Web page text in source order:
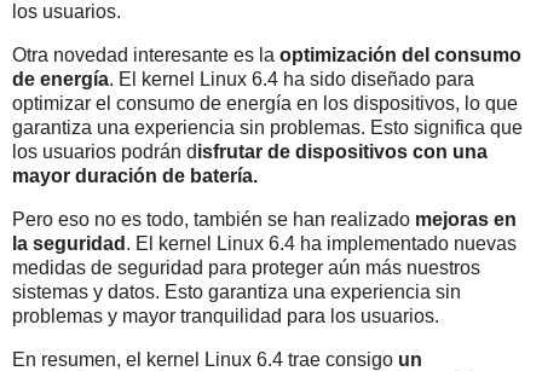
los usuarios.
Otra novedad interesante es la optimización del consumo
de energía. El kernel Linux 6.4 ha sido diseñado para
optimizar el consumo de energía en los dispositivos, lo que
garantiza una experiencia sin problemas. Esto significa que
los usuarios podrán disfrutar de dispositivos con una
mayor duración de batería.
Pero eso no es todo, también se han realizado mejoras en
la seguridad . El kernel Linux 6.4 ha implementado nuevas
medidas de seguridad para proteger aún más nuestros
sistemas y datos. Esto garantiza una experiencia sin
problemas y mayor tranquilidad para los usuarios.
En resumen, el kernel Linux 6.4 trae consigo un